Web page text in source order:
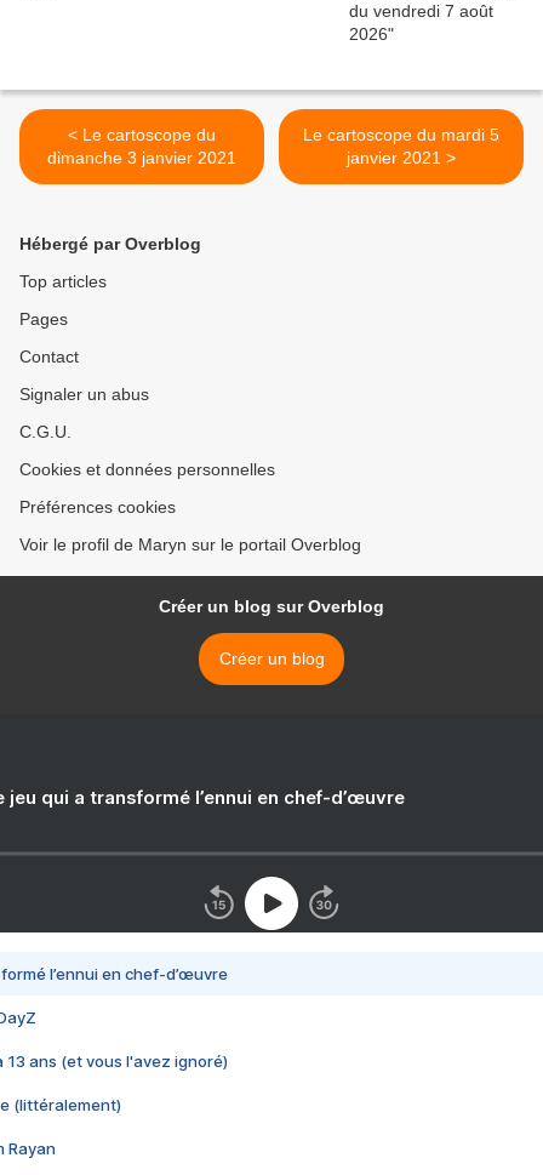
< Le cartoscope du
dimanche 3 janvier 2021
Le cartoscope du mardi 5
janvier 2021 >
Hébergé par Overblog
Top articles
Pages
Contact
Signaler un abus
C.G.U.
Cookies et données personnelles
Préférences cookies
Voir le profil de Maryn sur le portail Overblog
Créer un blog sur Overblog
Créer un blog
jeu qui a transformé l’ennui en chef-d’œuvre
l’ennui en chef-d’œuvre
13 ans (et vous l'avez ignoré)
(littéralement)
Rayan